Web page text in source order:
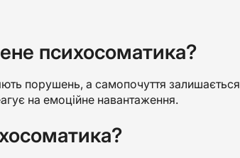
психосоматика?
порушень, а самопочуття
на емоційне навантаження.